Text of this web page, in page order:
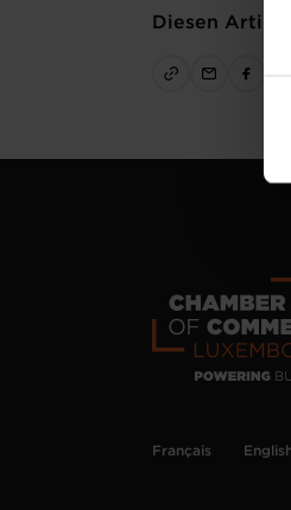
Diesen Artikel
Français